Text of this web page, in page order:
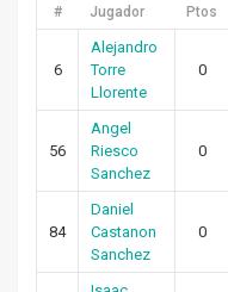
# Jugador Ptos
6
Alejandro
Torre
Llorente
0
56
Angel
Riesco
Sanchez
0
84
Daniel
Castanon
Sanchez
0